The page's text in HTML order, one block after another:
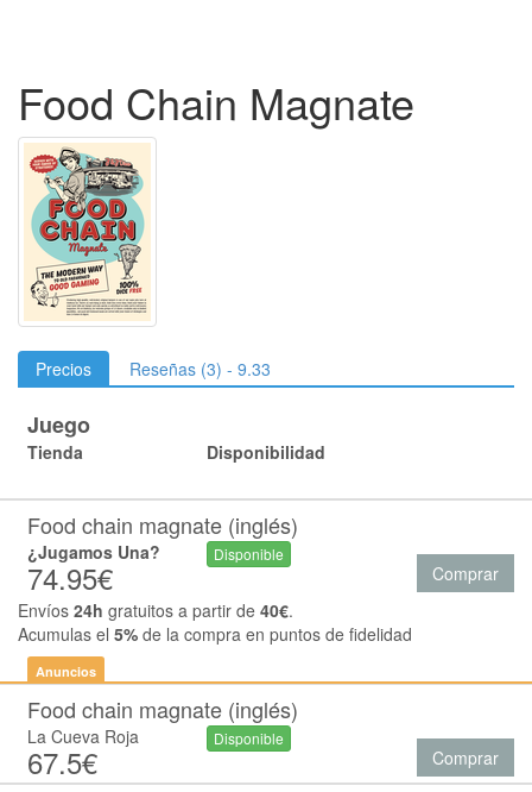
Food Chain Magnate
Precios Reseñas (3) - 9.33
Juego
Tienda Disponibilidad
Food chain magnate (inglés)
¿Jugamos Una?
74.95€
Disponible
Comprar
Envíos 24h gratuitos a partir de 40€.
Acumulas el 5% de la compra en puntos de fidelidad
Anuncios
Food chain magnate (inglés)
La Cueva Roja
67.5€
Disponible
Comprar